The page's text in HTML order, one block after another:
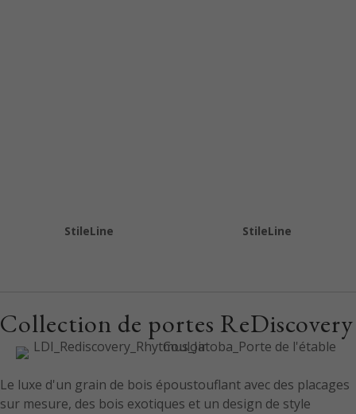
Collection de portes ReDiscovery
Le luxe d'un grain de bois époustouflant avec des placages
sur mesure, des bois exotiques et un design de style